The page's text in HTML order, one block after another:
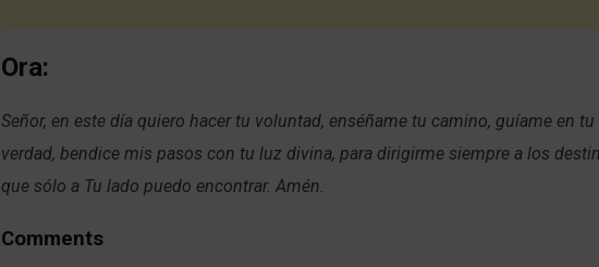
Ora:
Señor, en este día quiero hacer tu voluntad, enséñame tu camino, guíame en tu
verdad, bendice mis pasos con tu luz divina, para dirigirme siempre a los
que sólo a Tu lado puedo encontrar. Amén.
Comments